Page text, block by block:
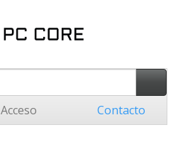
Acceso Contacto